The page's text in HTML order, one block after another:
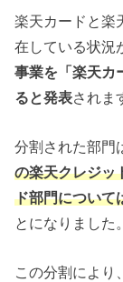
楽天カードと楽
在している状況
事業を「楽天カ
ると発表されま
分割された部門
の楽天クレジッ
ド部門について
とになりました。
この分割により